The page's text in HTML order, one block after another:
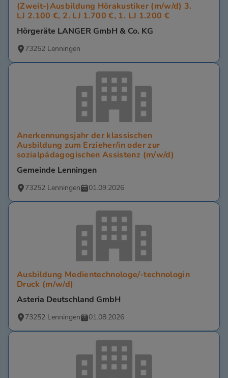
(Zweit-)Ausbildung Hörakustiker (m/w/d) 3.
LJ 2.100 €, 2. LJ 1.700 €, 1. LJ 1.200 €
Hörgeräte LANGER GmbH & Co. KG
73252 Lenningen
Anerkennungsjahr der klassischen
Ausbildung zum Erzieher/in oder zur
sozialpädagogischen Assistenz (m/w/d)
Gemeinde Lenningen
73252 Lenningen 01.09.2026
Ausbildung Medientechnologe/-technologin
Druck (m/w/d)
Asteria Deutschland GmbH
73252 Lenningen 01.08.2026